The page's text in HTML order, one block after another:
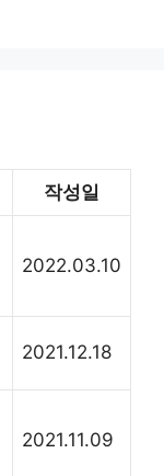
작성일
2022.03.10
2021.12.18
2021.11.09